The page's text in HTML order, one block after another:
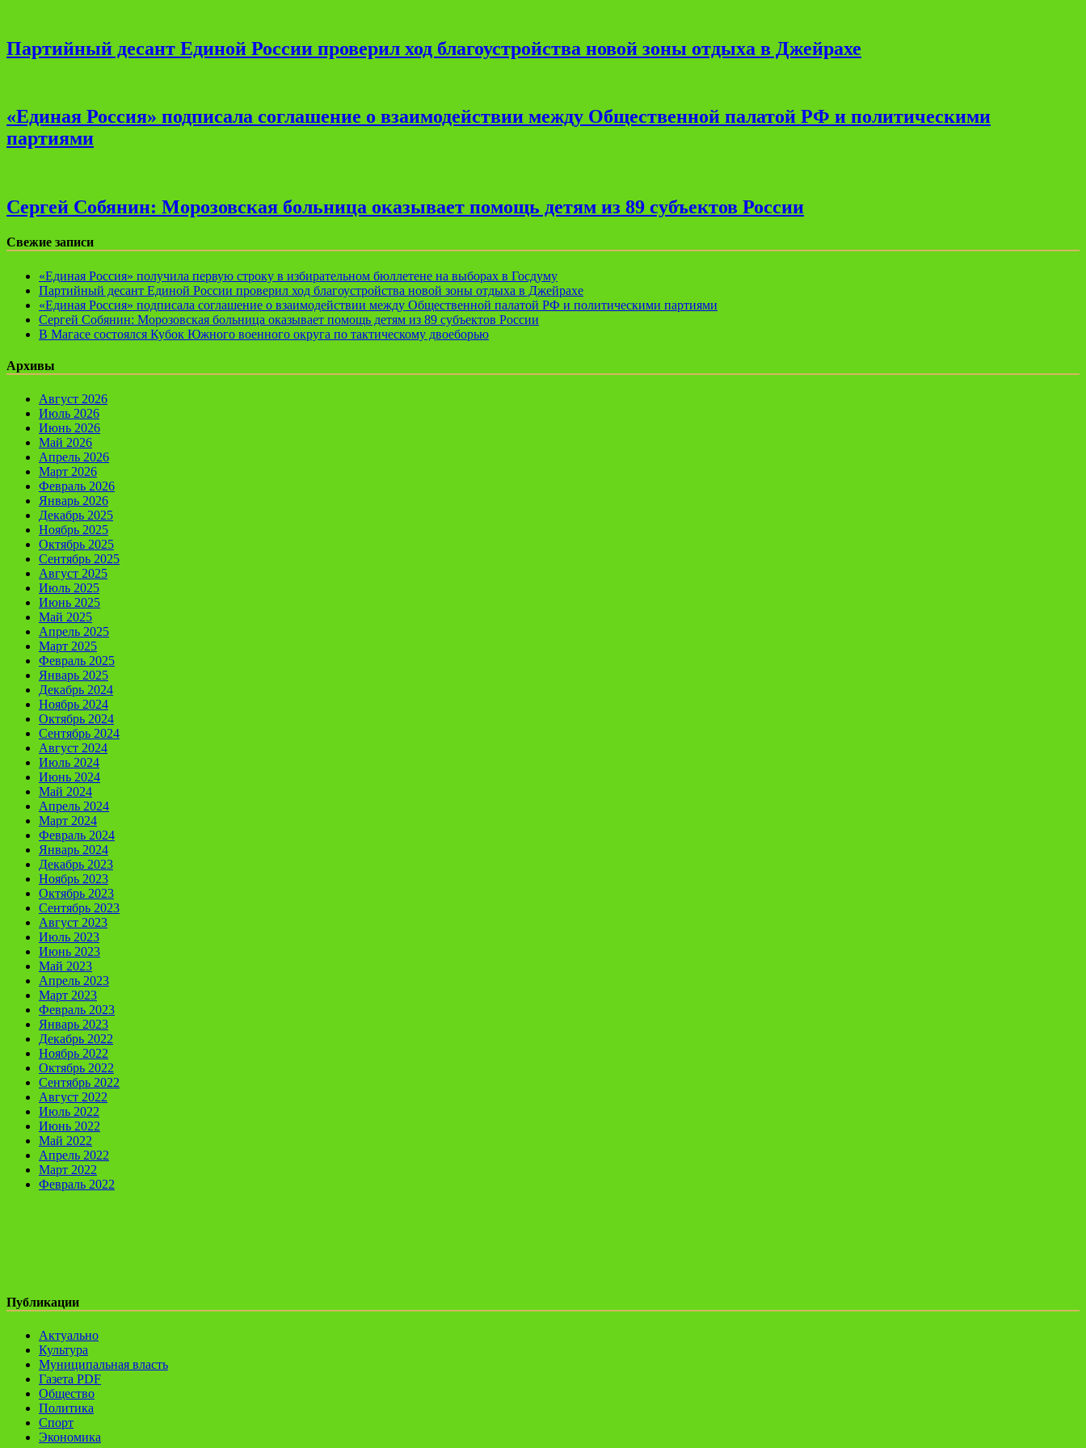
Партийный десант Единой России проверил ход благоустройства новой зоны отдыха в Джейрахе
«Единая Россия» подписала соглашение о взаимодействии между Общественной палатой РФ и политическими
партиями
Сергей Собянин: Морозовская больница оказывает помощь детям из 89 субъектов России
Свежие записи
«Единая Россия» получила первую строку в избирательном бюллетене на выборах в Госдуму
Партийный десант Единой России проверил ход благоустройства новой зоны отдыха в Джейрахе
«Единая Россия» подписала соглашение о взаимодействии между Общественной палатой РФ и политическими партиями
Сергей Собянин: Морозовская больница оказывает помощь детям из 89 субъектов России
В Магасе состоялся Кубок Южного военного округа по тактическому двоеборью
Архивы
Август 2026
Июль 2026
Июнь 2026
Май 2026
Апрель 2026
Март 2026
Февраль 2026
Январь 2026
Декабрь 2025
Ноябрь 2025
Октябрь 2025
Сентябрь 2025
Август 2025
Июль 2025
Июнь 2025
Май 2025
Апрель 2025
Март 2025
Февраль 2025
Январь 2025
Декабрь 2024
Ноябрь 2024
Октябрь 2024
Сентябрь 2024
Август 2024
Июль 2024
Июнь 2024
Май 2024
Апрель 2024
Март 2024
Февраль 2024
Январь 2024
Декабрь 2023
Ноябрь 2023
Октябрь 2023
Сентябрь 2023
Август 2023
Июль 2023
Июнь 2023
Май 2023
Апрель 2023
Март 2023
Февраль 2023
Январь 2023
Декабрь 2022
Ноябрь 2022
Октябрь 2022
Сентябрь 2022
Август 2022
Июль 2022
Июнь 2022
Май 2022
Апрель 2022
Март 2022
Февраль 2022
Публикации
Актуально
Культура
Муниципальная власть
Газета PDF
Общество
Политика
Спорт
Экономика